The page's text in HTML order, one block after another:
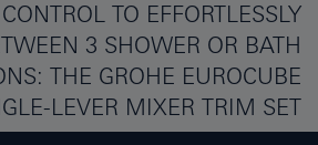
TO EFFORTLESSLY
3 SHOWER OR BATH
THE GROHE EUROCUBE
LEVER MIXER TRIM SET